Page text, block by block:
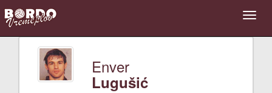
Enver
Lugušić